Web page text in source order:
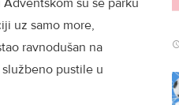
su se parku
uz samo more,
ravnodušan na
pustile u